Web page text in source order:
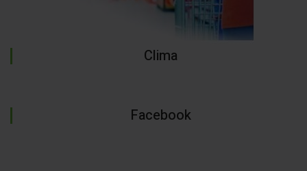
Clima
Facebook